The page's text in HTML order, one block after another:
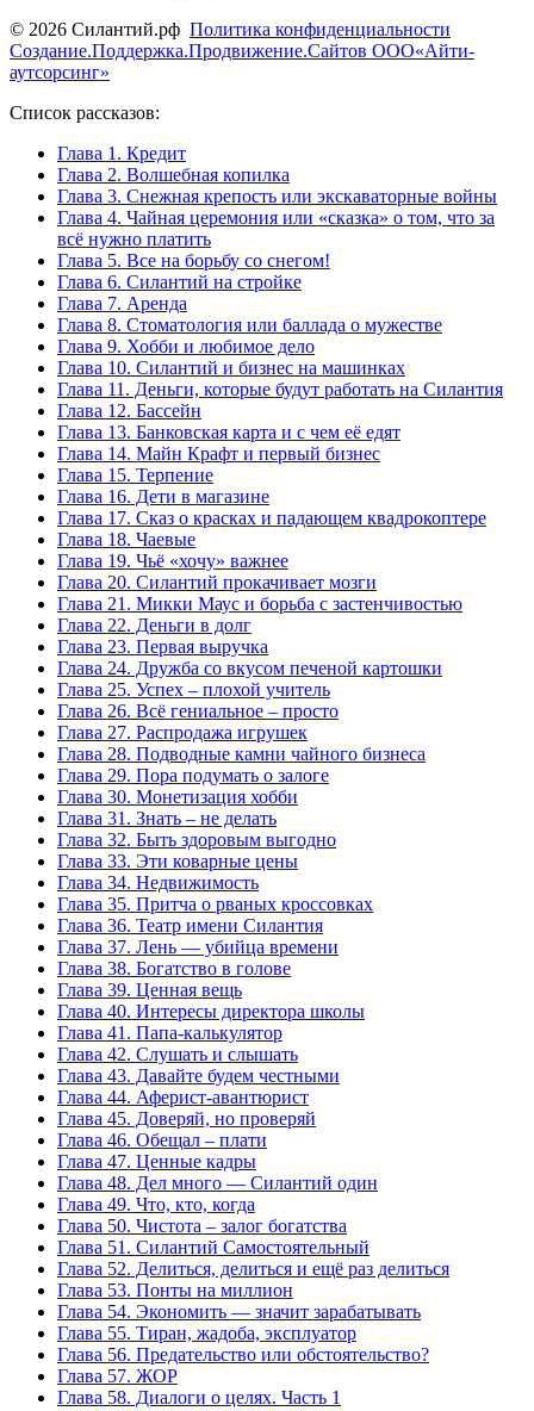
© 2026 Силантий.рф Политика конфиденциальности
Создание.Поддержка.Продвижение.Сайтов ООО«Айти-
аутсорсинг»
Список рассказов:
Глава 1. Кредит
Глава 2. Волшебная копилка
Глава 3. Снежная крепость или экскаваторные войны
Глава 4. Чайная церемония или «сказка» о том, что за
всё нужно платить
Глава 5. Все на борьбу со снегом!
Глава 6. Силантий на стройке
Глава 7. Аренда
Глава 8. Стоматология или баллада о мужестве
Глава 9. Хобби и любимое дело
Глава 10. Силантий и бизнес на машинках
Глава 11. Деньги, которые будут работать на Силантия
Глава 12. Бассейн
Глава 13. Банковская карта и с чем её едят
Глава 14. Майн Крафт и первый бизнес
Глава 15. Терпение
Глава 16. Дети в магазине
Глава 17. Сказ о красках и падающем квадрокоптере
Глава 18. Чаевые
Глава 19. Чьё «хочу» важнее
Глава 20. Силантий прокачивает мозги
Глава 21. Микки Маус и борьба с застенчивостью
Глава 22. Деньги в долг
Глава 23. Первая выручка
Глава 24. Дружба со вкусом печеной картошки
Глава 25. Успех – плохой учитель
Глава 26. Всё гениальное – просто
Глава 27. Распродажа игрушек
Глава 28. Подводные камни чайного бизнеса
Глава 29. Пора подумать о залоге
Глава 30. Монетизация хобби
Глава 31. Знать – не делать
Глава 32. Быть здоровым выгодно
Глава 33. Эти коварные цены
Глава 34. Недвижимость
Глава 35. Притча о рваных кроссовках
Глава 36. Театр имени Силантия
Глава 37. Лень — убийца времени
Глава 38. Богатство в голове
Глава 39. Ценная вещь
Глава 40. Интересы директора школы
Глава 41. Папа-калькулятор
Глава 42. Слушать и слышать
Глава 43. Давайте будем честными
Глава 44. Аферист-авантюрист
Глава 45. Доверяй, но проверяй
Глава 46. Обещал – плати
Глава 47. Ценные кадры
Глава 48. Дел много — Силантий один
Глава 49. Что, кто, когда
Глава 50. Чистота – залог богатства
Глава 51. Силантий Самостоятельный
Глава 52. Делиться, делиться и ещё раз делиться
Глава 53. Понты на миллион
Глава 54. Экономить — значит зарабатывать
Глава 55. Тиран, жадоба, эксплуатор
Глава 56. Предательство или обстоятельство?
Глава 57. ЖОР
Глава 58. Диалоги о целях. Часть 1